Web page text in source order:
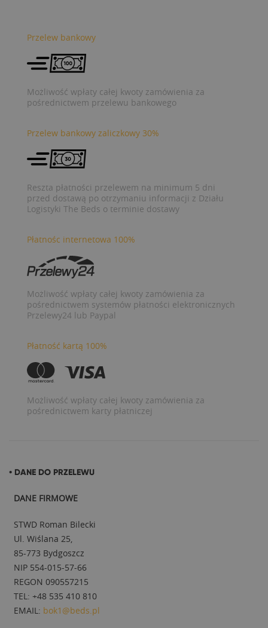
Przelew bankowy
Możliwość wpłaty całej kwoty zamówienia za
pośrednictwem przelewu bankowego
Przelew bankowy zaliczkowy 30%
Reszta płatności przelewem na minimum 5 dni
przed dostawą po otrzymaniu informacji z Działu
Logistyki The Beds o terminie dostawy
Płatnośc internetowa 100%
Możliwość wpłaty całej kwoty zamówienia za
pośrednictwem systemów płatności elektronicznych
Przelewy24 lub Paypal
Płatność kartą 100%
Możliwość wpłaty całej kwoty zamówienia za
pośrednictwem karty płatniczej
• DANE DO PRZELEWU
DANE FIRMOWE
STWD Roman Bilecki
Ul. Wiślana 25,
85-773 Bydgoszcz
NIP 554-015-57-66
REGON 090557215
TEL: +48 535 410 810
EMAIL: bok1@beds.pl